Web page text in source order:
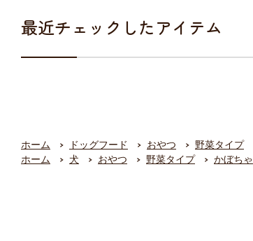
最近チェックしたアイテム
ホーム ドッグフード おやつ 野菜タイプ
ホーム
犬 おやつ 野菜タイプ かぼちゃ